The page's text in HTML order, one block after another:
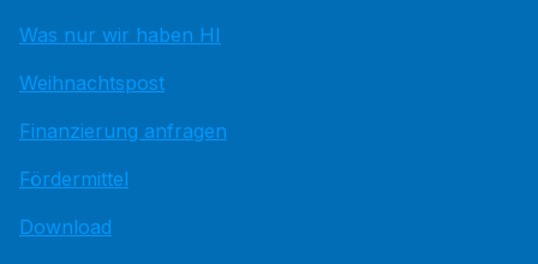
Was nur wir haben HI
Weihnachtspost
Finanzierung anfragen
Fördermittel
Download